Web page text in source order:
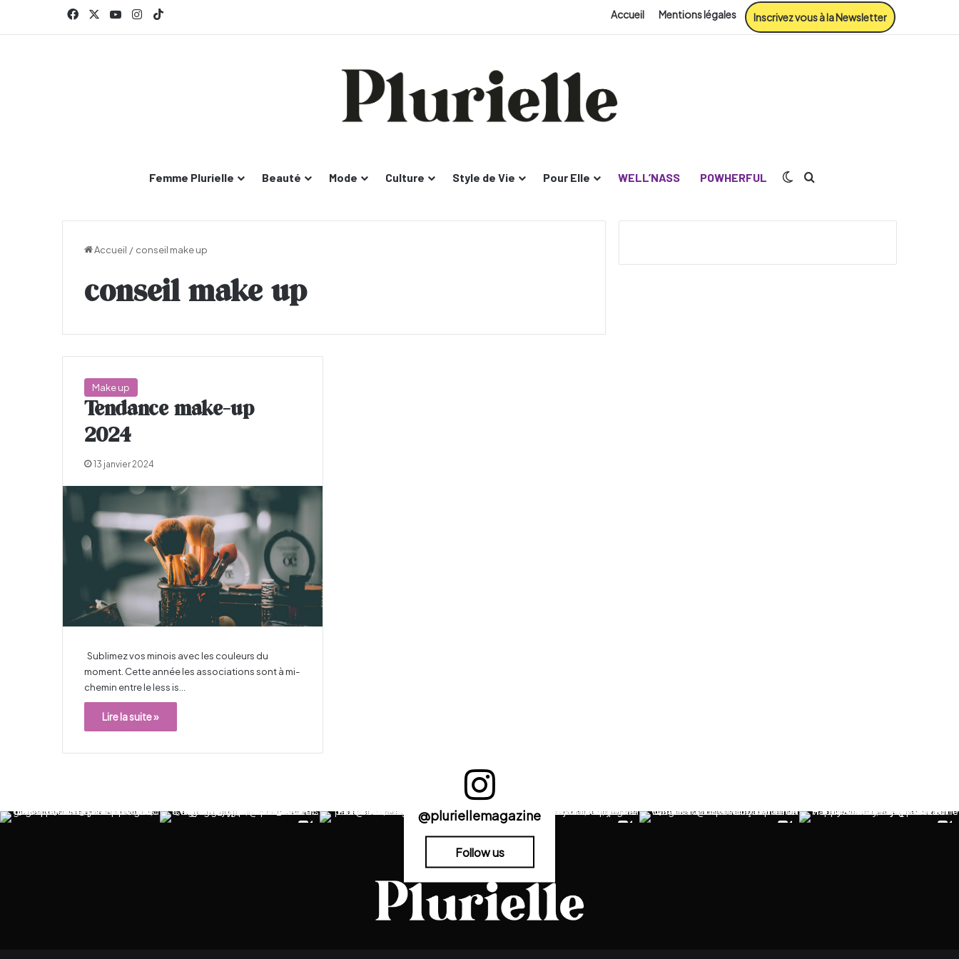
FacebookYouTubeInstagram Accueil Mentions légales Inscrivez vous à la Newsletter
Femme Plurielle Beauté Mode Culture Style de Vie Pour Elle WELL’NASS POWHERFUL Switch skin
Accueil / conseil make up
conseil make up
Make up
Tendance make-up
2024
13 janvier 2024
Sublimez vos minois avec les couleurs du
moment. Cette année les associations sont à mi-
chemin entre le less is…
Lire la suite »
@pluriellemagazine
Follow us